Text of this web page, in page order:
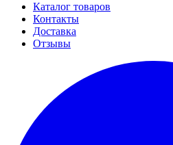
Каталог товаров
Контакты
Доставка
Отзывы